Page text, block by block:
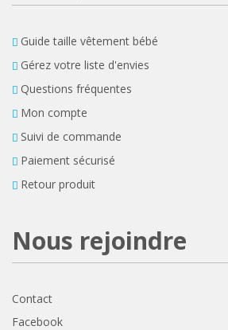
Guide taille vêtement bébé
Gérez votre liste d'envies
Questions fréquentes
Mon compte
Suivi de commande
Paiement sécurisé
Retour produit
Nous rejoindre
Contact
Facebook